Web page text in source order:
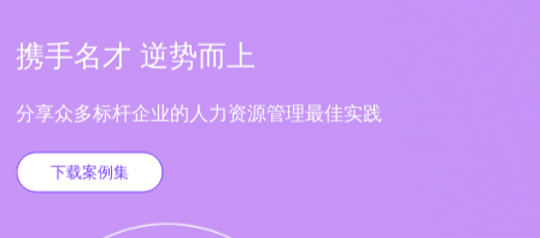
携手名才 逆势而上
分享众多标杆企业的人力资源管理最佳实践
下载案例集